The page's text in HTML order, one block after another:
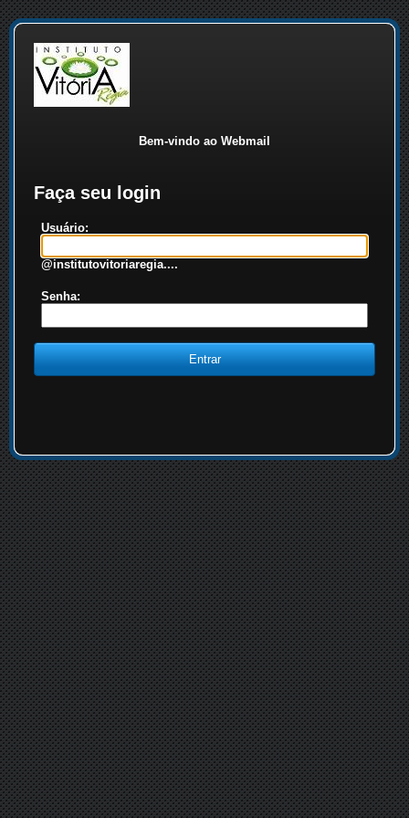
Bem-vindo ao Webmail
Faça seu login
Usuário:
@institutovitoriaregia....
Senha: